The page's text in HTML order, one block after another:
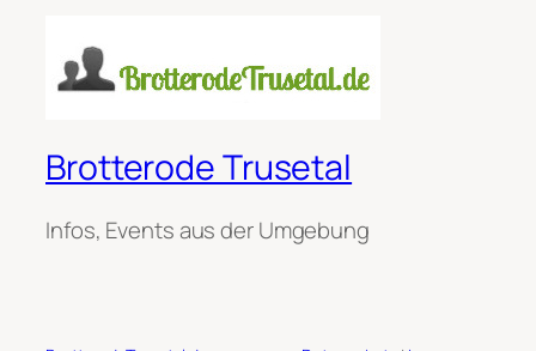
Brotterode Trusetal
Infos, Events aus der Umgebung